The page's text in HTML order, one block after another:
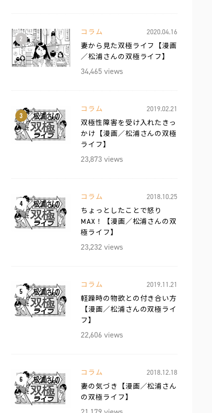
2
コラム
2020.04.16
妻から見た双極ライフ【漫画
／松浦さんの双極ライフ】
34,465 views
3
コラム
2019.02.21
双極性障害を受け入れたきっ
かけ【漫画／松浦さんの双極
ライフ】
23,873 views
4
コラム
2018.10.25
ちょっとしたことで怒り
MAX！【漫画／松浦さんの双
極ライフ】
23,232 views
5
コラム
2019.11.21
軽躁時の物欲との付き合い方
【漫画／松浦さんの双極ライ
フ】
22,606 views
6
コラム
2018.12.18
妻の気づき【漫画／松浦さん
の双極ライフ】